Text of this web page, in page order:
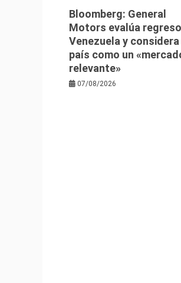
Bloomberg: General
Motors evalúa
Venezuela y considera
país como un
relevante»
07/08/2026